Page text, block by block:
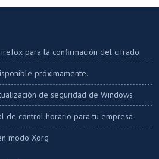
para la confirmación del cifrado
próximamente.
de seguridad de Windows
de control horario para tu empresa
modo Xorg